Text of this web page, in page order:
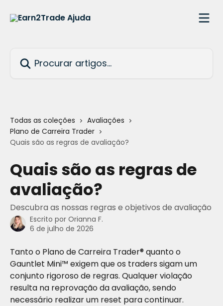
Todas as coleções
Avaliações
Plano de Carreira Trader
Quais são as regras de avaliação?
Quais são as regras de
avaliação?
Descubra as nossas regras e objetivos de avaliação
Escrito por Orianna F.
6 de julho de 2026
Tanto o Plano de Carreira Trader® quanto o
Gauntlet Mini™ exigem que os traders sigam um
conjunto rigoroso de regras. Qualquer violação
resulta na reprovação da avaliação, sendo
necessário realizar um reset para continuar.